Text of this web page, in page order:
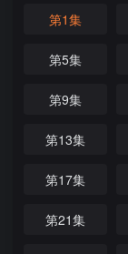
第1集
第5集
第9集
第13集
第17集
第21集